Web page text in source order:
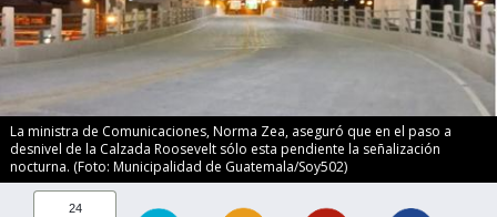
La ministra de Comunicaciones, Norma Zea, aseguró que en el paso a
desnivel de la Calzada Roosevelt sólo esta pendiente la señalización
nocturna. (Foto: Municipalidad de Guatemala/Soy502)
24